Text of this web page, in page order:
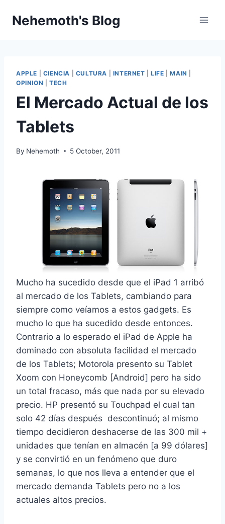
Nehemoth's Blog
APPLE CIENCIA CULTURA INTERNET |LIFE |MAIN
OPINION
TECH
El Mercado Actual de los
Tablets
By Nehemoth 5 October, 2011
Mucho ha sucedido desde que el iPad 1 arribó
al mercado de los Tablets, cambiando para
siempre como veíamos a estos gadgets. Es
mucho lo que ha sucedido desde entonces.
Contrario a lo esperado el iPad de Apple ha
dominado con absoluta facilidad el mercado
de los Tablets; Motorola presento su Tablet
Xoom con Honeycomb [Android] pero ha sido
un total fracaso, más que nada por su elevado
precio. HP presentó su Touchpad el cual tan
solo 42 días después descontinuó; al mismo
tiempo decidieron deshacerse de las 300 mil +
unidades que tenían en almacén [a 99 dólares]
y se convirtió en un fenómeno que duro
semanas, lo que nos lleva a entender que el
mercado demanda Tablets pero no a los
actuales altos precios.